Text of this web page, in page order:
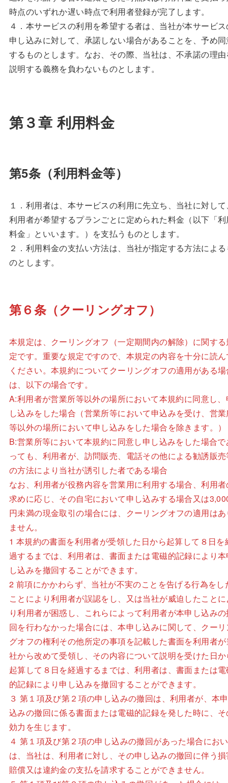
時点のいずれか遅い時点で利用者登録が完了します。
４．本サービスの利用を希望する者は、当社が本サービ
申し込みに対して、承諾しない場合があることを、予め
するものとします。なお、その際、当社は、不承諾の理
説明する義務を負わないものとします。
第３章 利用料金
第5条（利用料金等）
１．利用者は、本サービスの利用に先立ち、当社に対し
利用者が希望するプランごとに定められた料金（以下「
料金」といいます。）を支払うものとします。
２．利用料金の支払い方法は、当社が指定する方法によ
のとします。
第６条（クーリングオフ）
本規定は、クーリングオフ（一定期間内の解除）に関す
定です。重要な規定ですので、本規定の内容を十分に読
ください。本規約についてクーリングオフの適用がある
は、以下の場合です。
A:利用者が営業所等以外の場所において本規約に同意し、
し込みをした場合（営業所等において申込みを受け、営
等以外の場所において申し込みをした場合を除きます。）
B:営業所等において本規約に同意し申し込みをした場合で
っても、利用者が、訪問販売、電話その他による勧誘販
の方法により当社が誘引した者である場合
なお、利用者が役務内容を営業用に利用する場合、利用
求めに応じ、その自宅において申し込みする場合又は
円未満の現金取引の場合には、クーリングオフの適用は
ません。
1 本規約の書面を利用者が受領した日から起算して８日を
過するまでは、利用者は、書面または電磁的記録により
し込みを撤回することができます。
2 前項にかかわらず、当社が不実のことを告げる行為をし
ことにより利用者が誤認をし、又は当社が威迫したこと
り利用者が困惑し、これらによって利用者が本申し込み
回を行わなかった場合には、本申し込みに関して、クー
グオフの権利その他所定の事項を記載した書面を利用者
社から改めて受領し、その内容について説明を受けた日
起算して８日を経過するまでは、利用者は、書面または
的記録により申し込みを撤回することができます。
３ 第１項及び第２項の申し込みの撤回は、利用者が、本
込みの撤回に係る書面または電磁的記録を発した時に、
効力を生じます。
４ 第１項及び第２項の申し込みの撤回があった場合にお
は、当社は、利用者に対し、その申し込みの撤回に伴う
賠償又は違約金の支払を請求することができません。